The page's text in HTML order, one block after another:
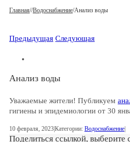
Главная//Водоснабжение/Анализ воды
Предыдущая Следующая
Анализ воды
Уважаемые жители! Публикуем
гигиены и эпидемиологии от 30
10 февраля, 2023|Категории: Водоснабжение|
Поделиться ссылкой, выберите